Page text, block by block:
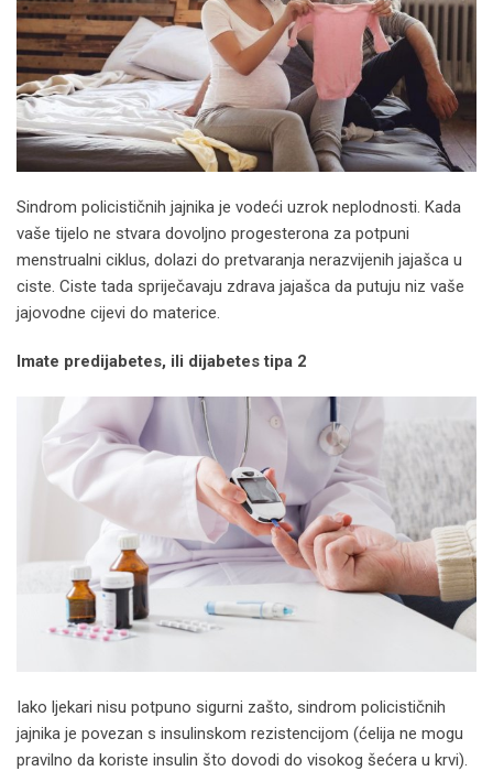
Sindrom policističnih jajnika je vodeći uzrok neplodnosti. Kada
vaše tijelo ne stvara dovoljno progesterona za potpuni
menstrualni ciklus, dolazi do pretvaranja nerazvijenih jajašca u
ciste. Ciste tada spriječavaju zdrava jajašca da putuju niz vaše
jajovodne cijevi do materice.
Imate predijabetes, ili dijabetes tipa 2
Iako ljekari nisu potpuno sigurni zašto, sindrom policističnih
jajnika je povezan s insulinskom rezistencijom (ćelija ne mogu
pravilno da koriste insulin što dovodi do visokog šećera u krvi).